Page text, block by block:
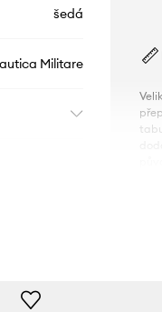
šedá
Militare